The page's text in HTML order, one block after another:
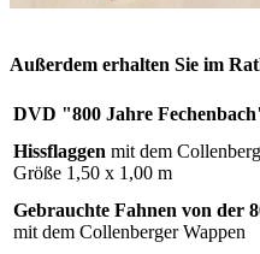
Außerdem erhalten Sie im
DVD "800 Jahre
Hissflaggen mit dem
Größe 1,50 x 1,00 m
Gebrauchte Fahnen von der
mit dem Collenberger Wappen